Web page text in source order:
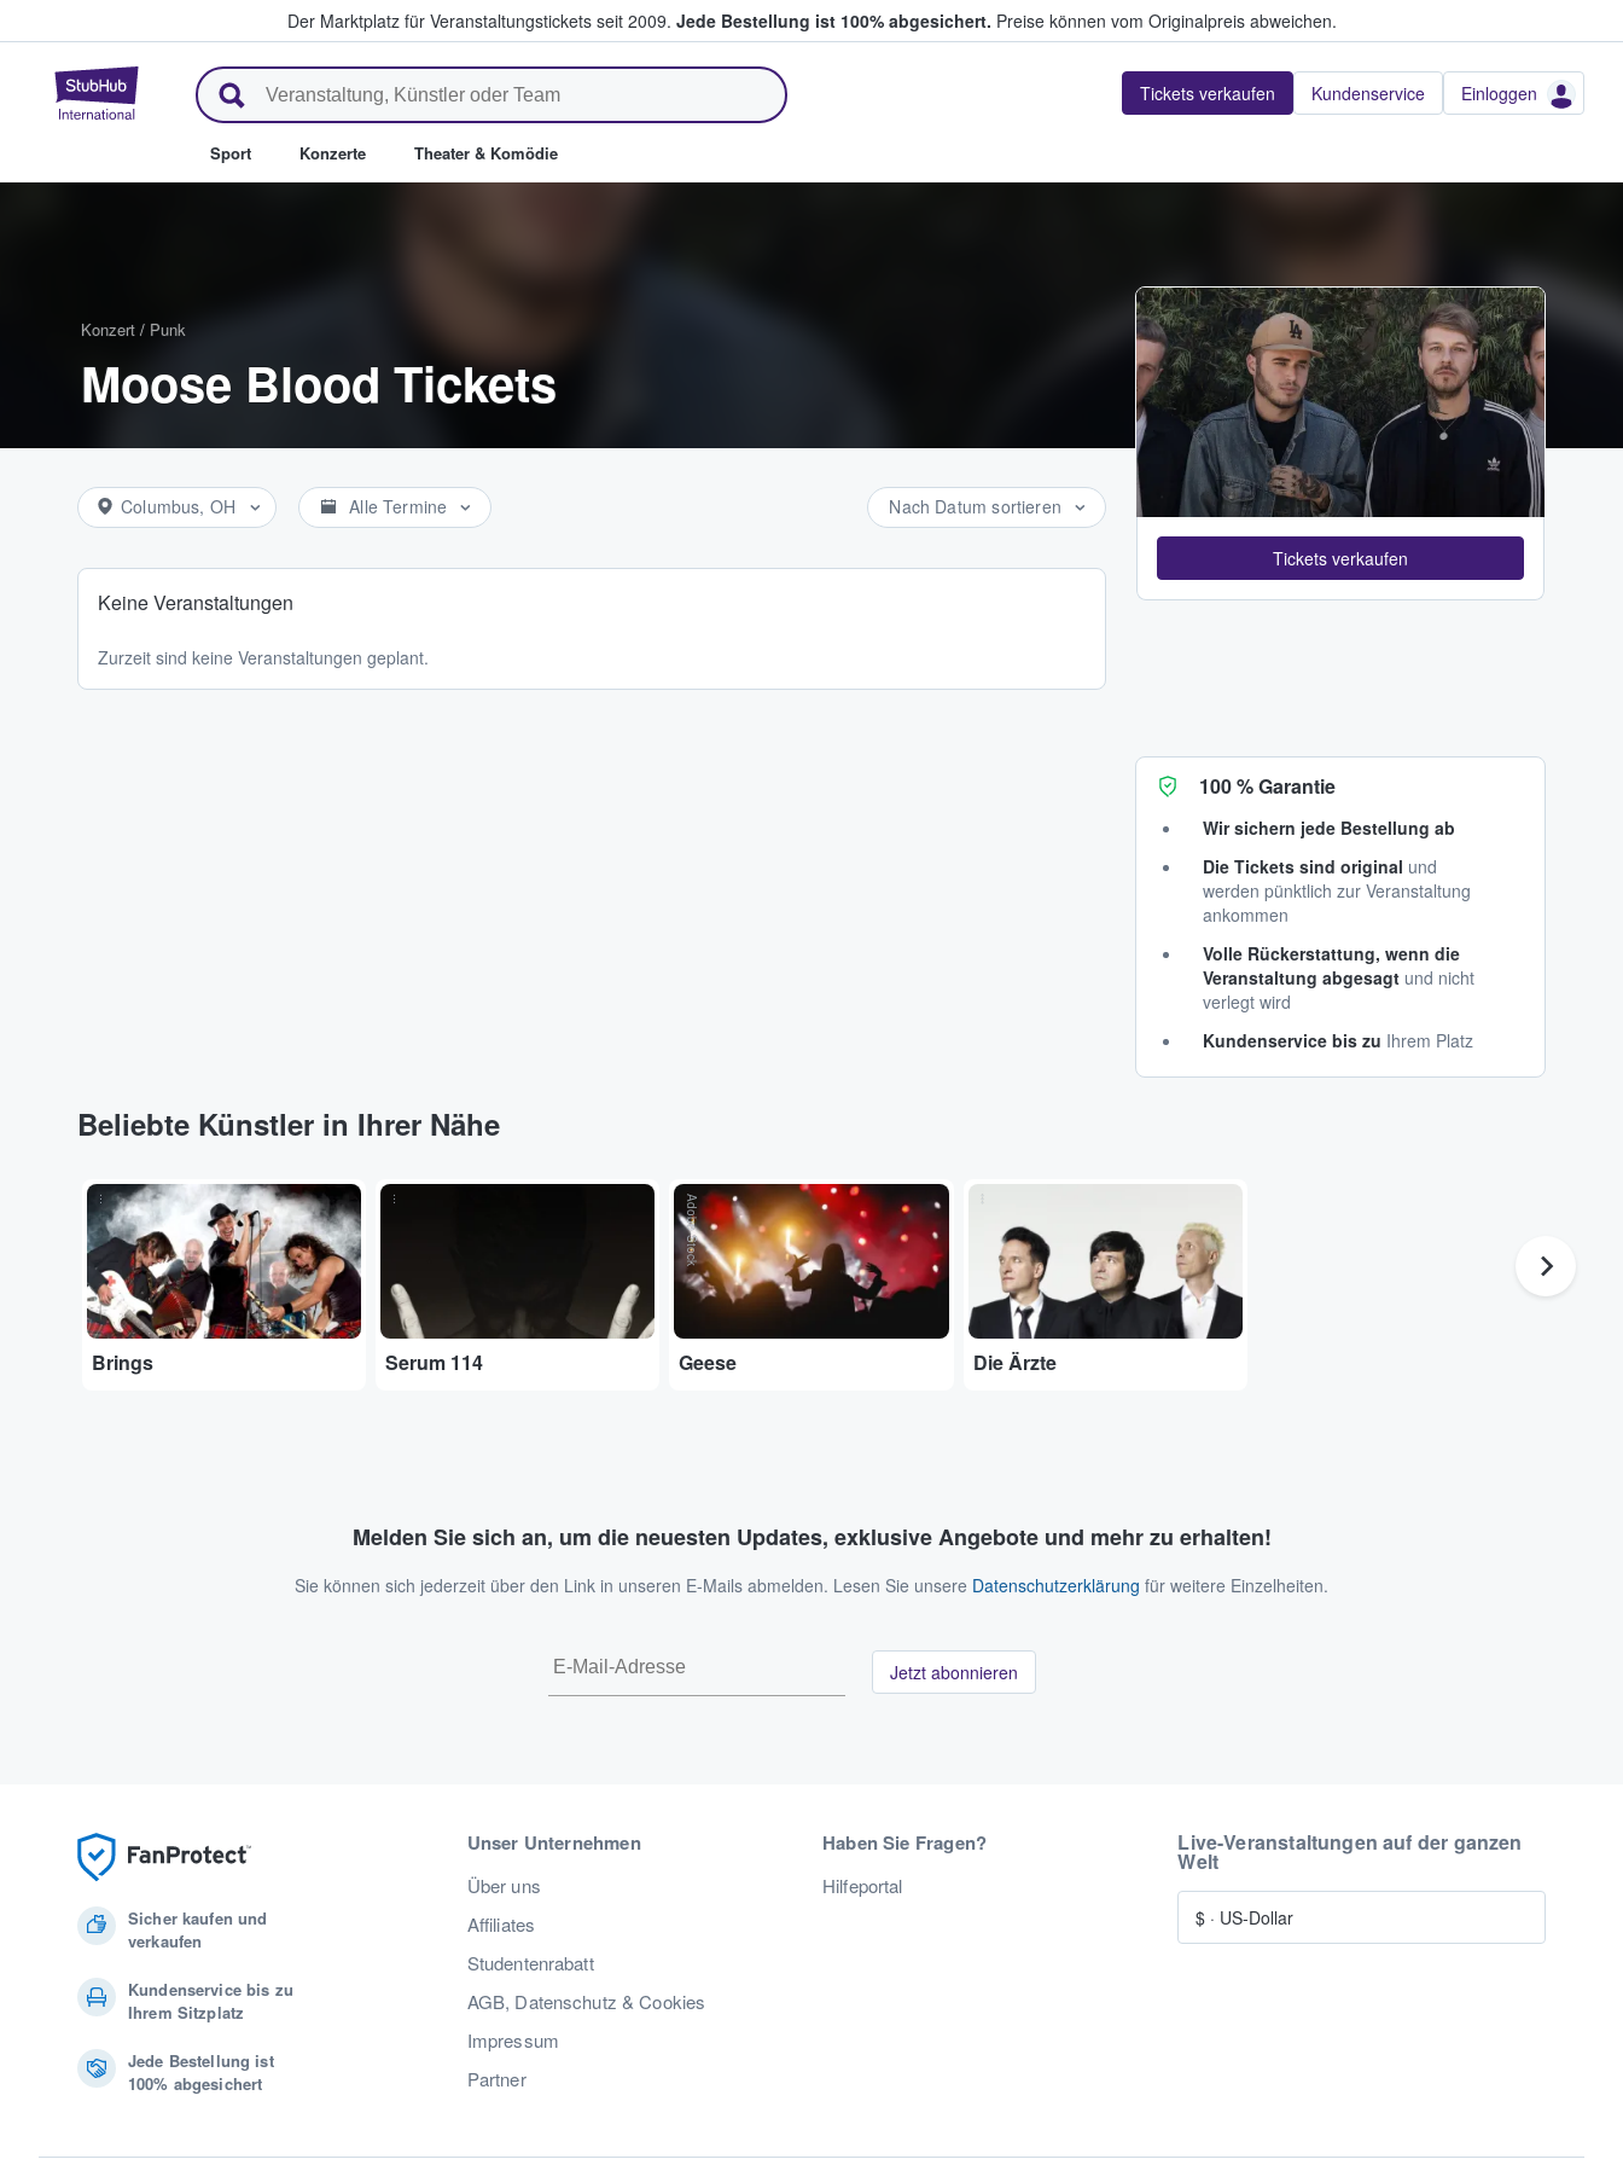
Der Marktplatz für Veranstaltungstickets seit 2009. Jede Bestellung ist 100% abgesichert. Preise können vom Originalpreis abweichen.
StubHub - Wo Fans Tickets kaufen & verkaufen Tickets verkaufen Kundenservice Einloggen
Sport Konzerte Theater & Komödie
Konzert / Punk
Moose Blood Tickets
Columbus, OH Alle Termine Nach Datum sortieren
Keine Veranstaltungen
Zurzeit sind keine Veranstaltungen geplant.
Tickets verkaufen
100 % Garantie
Wir sichern jede Bestellung ab
Die Tickets sind original und
werden pünktlich zur Veranstaltung
ankommen
Volle Rückerstattung, wenn die
Veranstaltung abgesagt und nicht
verlegt wird
Kundenservice bis zu Ihrem Platz
Beliebte Künstler in Ihrer Nähe
...
Brings
...
Serum 114
Adobe Stock
Geese Die Ärzte
Melden Sie sich an, um die neuesten Updates, exklusive Angebote und mehr zu erhalten!
Sie können sich jederzeit über den Link in unseren E-Mails abmelden. Lesen Sie unsere Datenschutzerklärung für weitere Einzelheiten.
Jetzt abonnieren
Sicher kaufen und
verkaufen
Kundenservice bis zu
Ihrem Sitzplatz
Jede Bestellung ist
100% abgesichert
Unser Unternehmen
Über uns
Affiliates
Studentenrabatt
AGB, Datenschutz & Cookies
Impressum
Partner
Haben Sie Fragen?
Hilfeportal
Live-Veranstaltungen auf der ganzen
Welt
$ · US-Dollar